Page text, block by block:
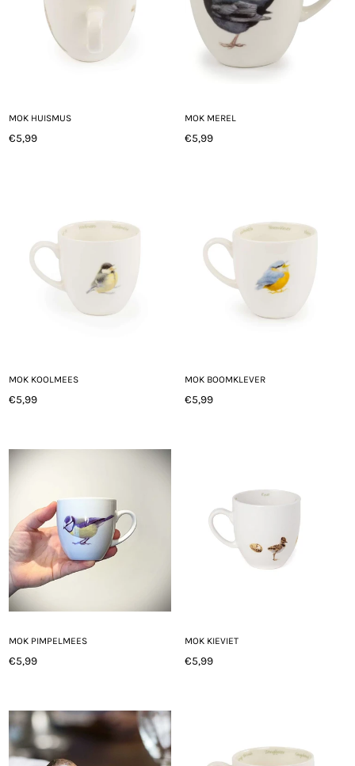
MOK HUISMUS
Normale
€5,99
MOK MEREL
Normale
€5,99
MOK KOOLMEES
Normale
€5,99
MOK BOOMKLEVER
Normale
€5,99
MOK PIMPELMEES
Normale
€5,99
MOK KIEVIET
Normale
€5,99